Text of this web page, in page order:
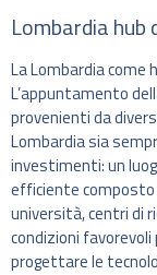
Lombardia hub
La Lombardia come
L’appuntamento
provenienti da
Lombardia sia
investimenti: un
efficiente composto
università, centri di
condizioni favorevoli
progettare le